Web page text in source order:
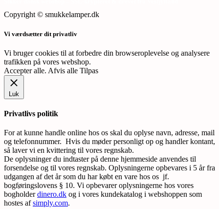
Copyright © smukkelamper.dk
Vi værdsætter dit privatliv
Vi bruger cookies til at forbedre din browseroplevelse og analysere
trafikken på vores webshop.
Accepter alle. Afvis alle Tilpas
Luk
Privatlivs politik
For at kunne handle online hos os skal du oplyse navn, adresse, mail
og telefonnummer. Hvis du møder personligt op og handler kontant,
så laver vi en kvittering til vores regnskab.
De oplysninger du indtaster på denne hjemmeside anvendes til
forsendelse og til vores regnskab. Oplysningerne opbevares i 5 år fra
udgangen af det år som du har købt en vare hos os jf.
bogføringslovens § 10. Vi opbevarer oplysningerne hos vores
bogholderdinero.dk og i vores kundekatalog i webshoppen som
hostes afsimply.com.